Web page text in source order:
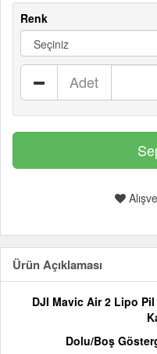
Renk
Adet
Ürün Açıklaması
DJI Mavic Air 2 Lipo
Dolu/Boş